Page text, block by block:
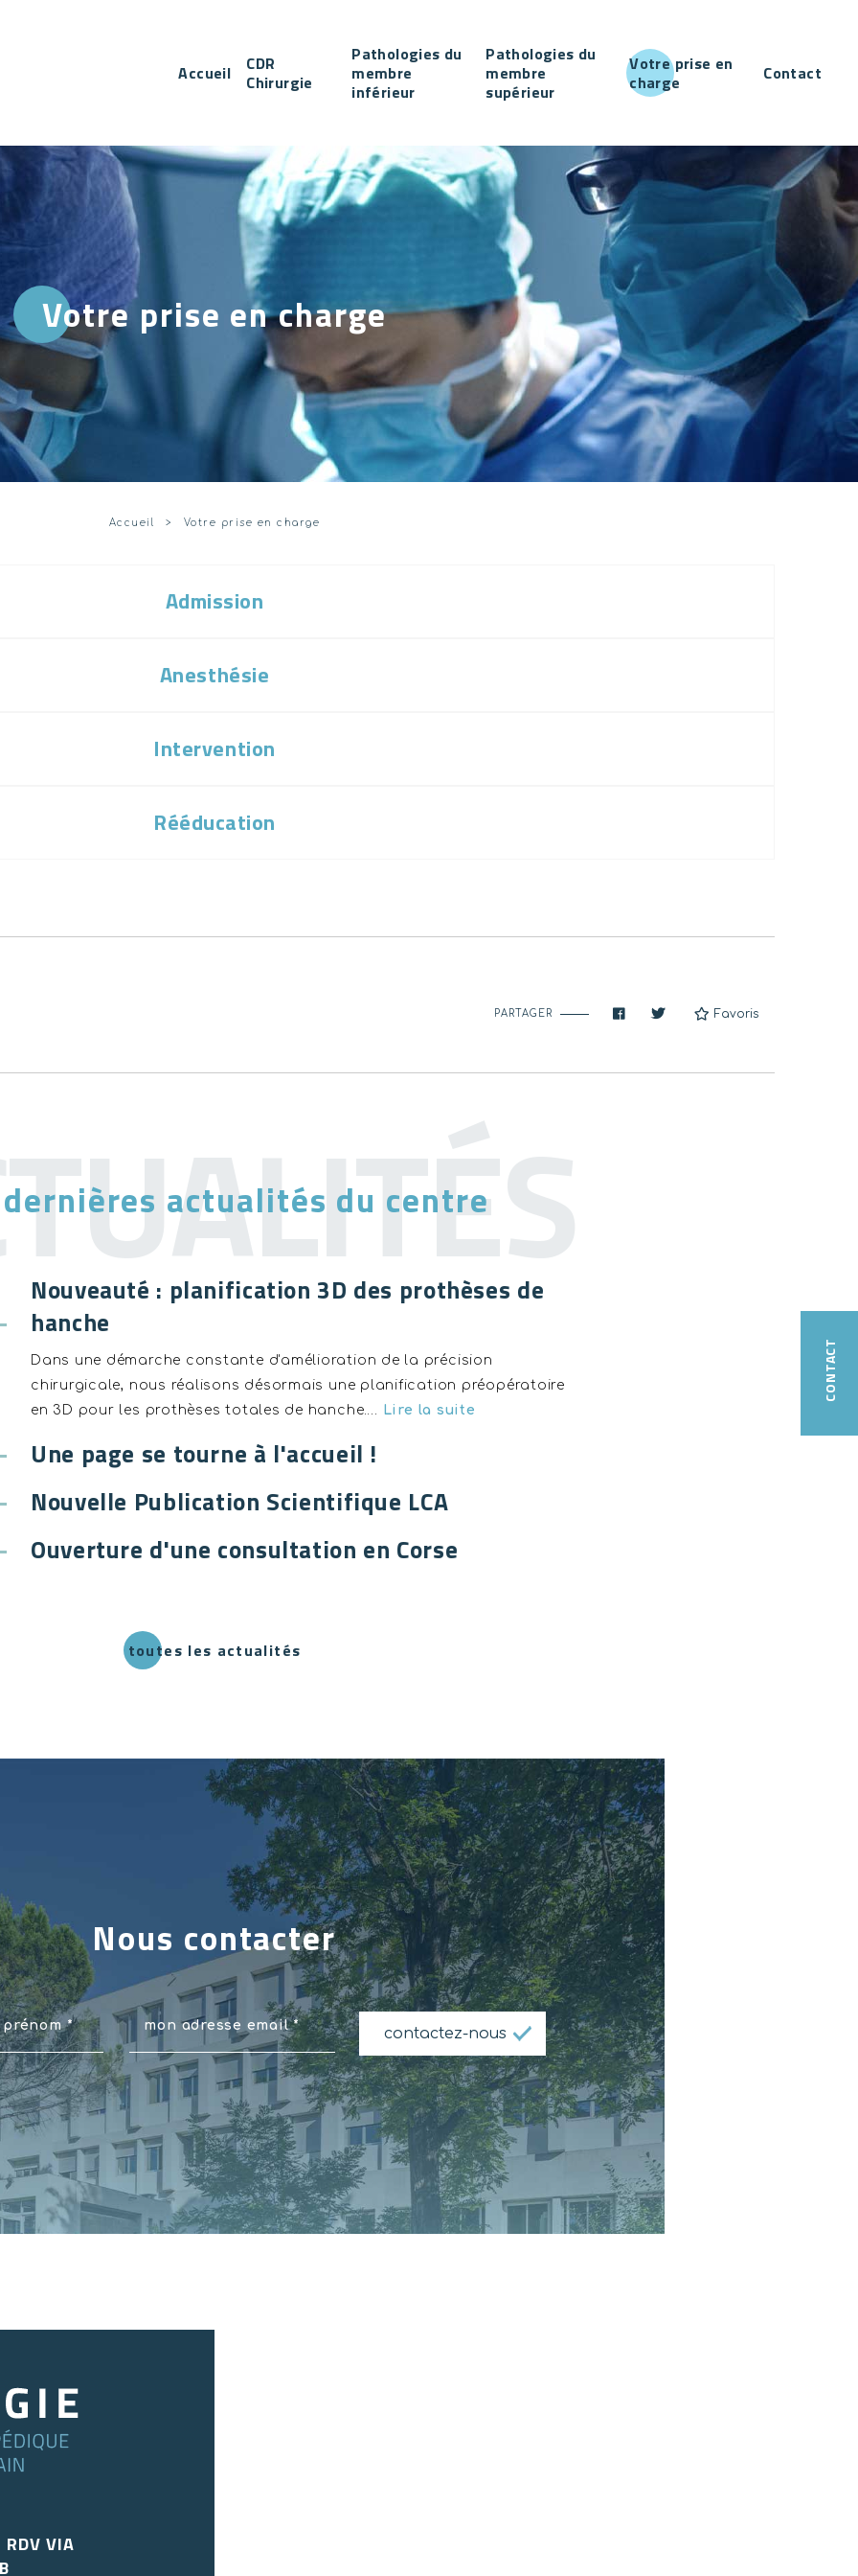
CONTACT
Accueil
CDR
Chirurgie
Pathologies du
membre
inférieur
Pathologies du
membre
supérieur
Votre prise en
charge
Contact
Votre prise en charge
Accueil Votre prise en charge
Admission
Anesthésie
Intervention
Rééducation
PARTAGER Favoris
actualités du centre
Nouveauté : planification 3D des prothèses de
hanche
Dans une démarche constante d'amélioration de la précision
chirurgicale, nous réalisons désormais une planification préopératoire
en 3D pour les prothèses totales de hanche.…
Lire la suite
Une page se tourne à l'accueil !
Nouvelle Publication Scientifique LCA
Ouverture d'une consultation en Corse
toutes les actualités
Nous contacter
RDV VIA